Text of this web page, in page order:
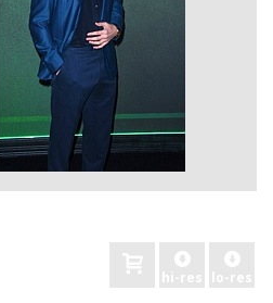
hi-res lo-res